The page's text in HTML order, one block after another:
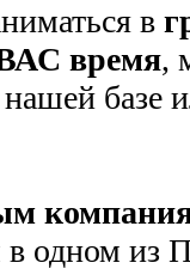
в
время,
базе
одном из